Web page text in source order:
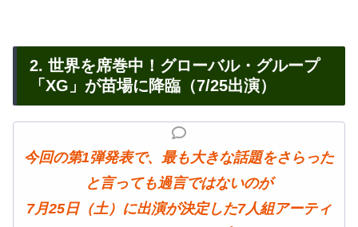
2. 世界を席巻中！グローバル・グループ
「XG」が苗場に降臨（7/25出演）
今回の第1弾発表で、最も大きな話題をさらった
と言っても過言ではないのが
7月25日（土）に出演が決定した7人組アーティ